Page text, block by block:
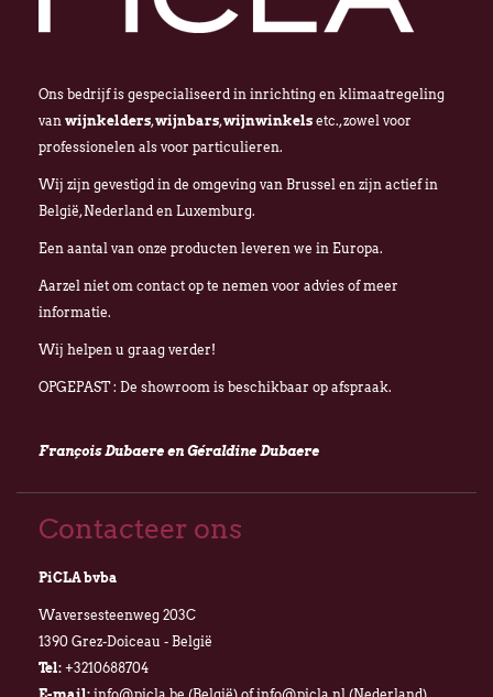
Ons bedrijf is gespecialiseerd in inrichting en klimaatregeling
van wijnkelders,wijnbars,wijnwinkels etc., zowel voor
professionelen als voor particulieren.
Wij zijn gevestigd in de omgeving van Brussel en zijn actief in
België, Nederland en Luxemburg.
Een aantal van onze producten leveren we in Europa.
Aarzel niet om contact op te nemen voor advies of meer
informatie.
Wij helpen u graag verder!
OPGEPAST : De showroom is beschikbaar op afspraak.
François Dubaere en Géraldine Dubaere
Contacteer ons
PiCLA bvba
Waversesteenweg 203C
1390 Grez-Doiceau - België
Tel: +3210688704